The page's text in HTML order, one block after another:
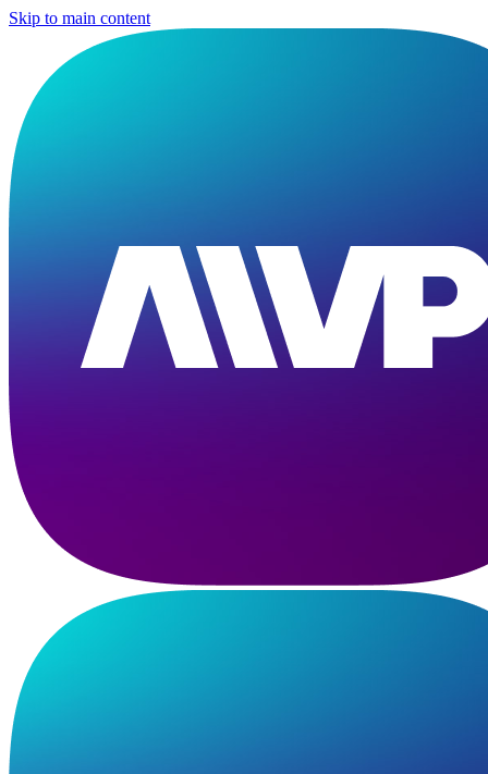
Skip to main content